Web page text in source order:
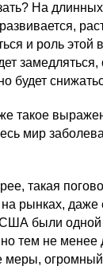
На
и роль
будет
такое
мир
такая
рынках, даже
были одной
тем не
огромный